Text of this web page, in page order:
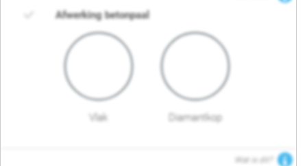
Afwerking betonpaal
Vlak Diamantkop
Wat is dit?